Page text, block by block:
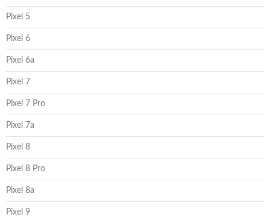
Pixel 5
Pixel 6
Pixel 6a
Pixel 7
Pixel 7 Pro
Pixel 7a
Pixel 8
Pixel 8 Pro
Pixel 8a
Pixel 9